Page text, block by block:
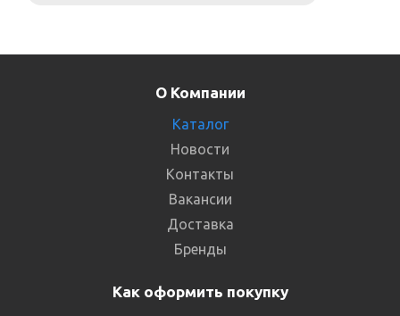
О Компании
Каталог
Новости
Контакты
Вакансии
Доставка
Бренды
Как оформить покупку